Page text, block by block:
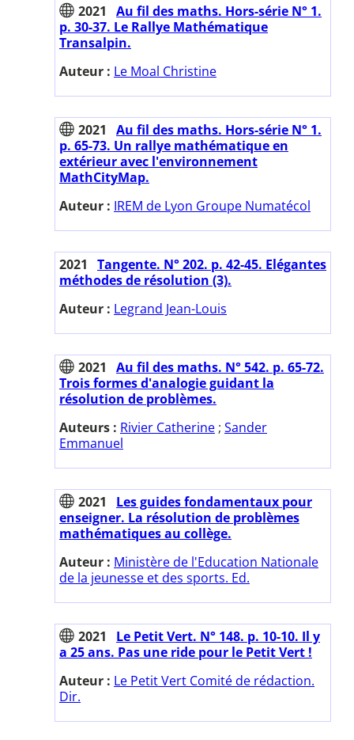
2021
Au fil des maths. Hors-série N° 1.
p. 30-37. Le Rallye Mathématique
Transalpin.
Auteur : Le Moal Christine
2021
Au fil des maths. Hors-série N° 1.
p. 65-73. Un rallye mathématique en
extérieur avec l'environnement
MathCityMap.
Auteur : IREM de Lyon Groupe Numatécol
2021
Tangente. N° 202. p. 42-45. Elégantes
méthodes de résolution (3).
Auteur : Legrand Jean-Louis
2021
Au fil des maths. N° 542. p. 65-72.
Trois formes d'analogie guidant la
résolution de problèmes.
Auteurs : Rivier Catherine ; Sander
Emmanuel
2021
Les guides fondamentaux pour
enseigner. La résolution de problèmes
mathématiques au collège.
Auteur : Ministère de l'Education Nationale
de la jeunesse et des sports. Ed.
2021
Le Petit Vert. N° 148. p. 10-10. Il y
a 25 ans. Pas une ride pour le Petit Vert !
Auteur : Le Petit Vert Comité de rédaction.
Dir.